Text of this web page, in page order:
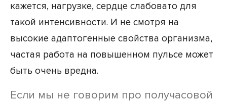
кажется, нагрузке, сердце слабовато для
такой интенсивности. И не смотря на
высокие адаптогенные свойства организма,
частая работа на повышенном пульсе может
быть очень вредна.
Если мы не говорим про получасовой